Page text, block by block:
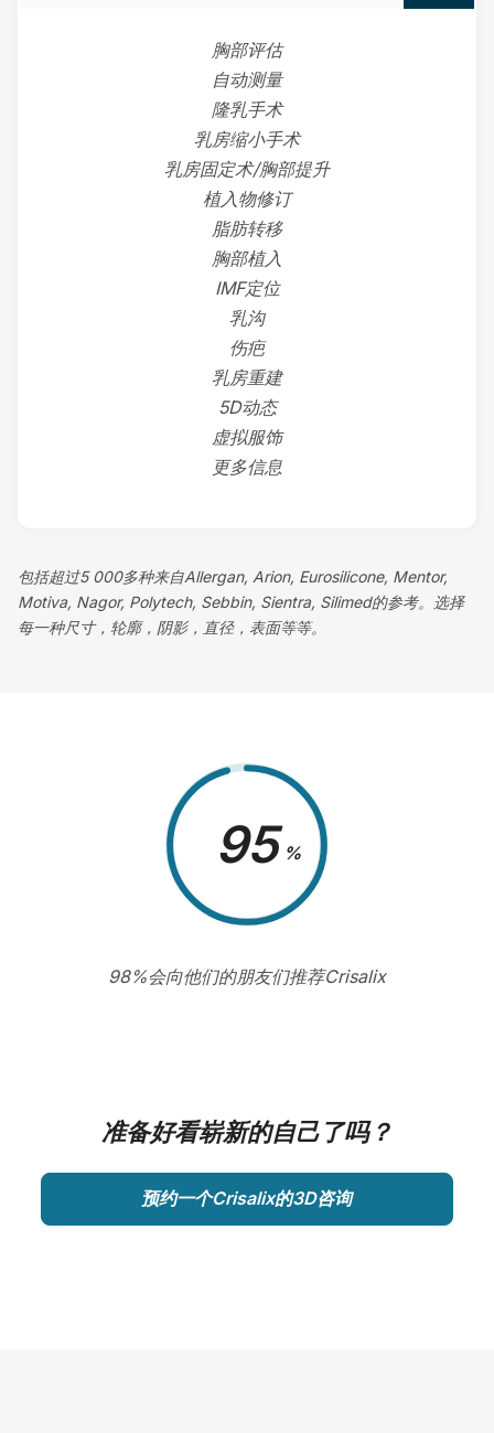
胸部评估
自动测量
隆乳手术
乳房缩小手术
乳房固定术/胸部提升
植入物修订
脂肪转移
胸部植入
IMF定位
乳沟
伤疤
乳房重建
5D动态
虚拟服饰
更多信息
包括超过5 000多种来自Allergan, Arion, Eurosilicone, Mentor,
Motiva, Nagor, Polytech, Sebbin, Sientra, Silimed的参考。选择
每一种尺寸，轮廓，阴影，直径，表面等等。
98 %
98%会向他们的朋友们推荐Crisalix
准备好看崭新的自己了吗？
预约一个Crisalix的3D咨询